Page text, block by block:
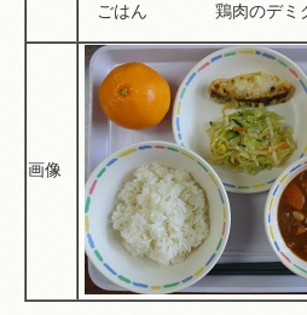
ごはん 鶏肉のデミグ
画像